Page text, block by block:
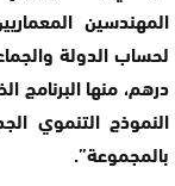
المهندسين
درهم، منها البرنامج
النموذج التنموي
بالمجموعة”.